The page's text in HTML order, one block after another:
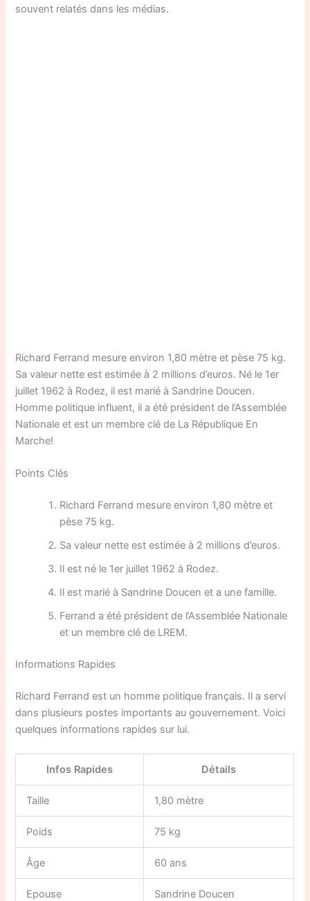
souvent relatés dans les médias.
Richard Ferrand mesure environ 1,80 mètre et pèse 75 kg.
Sa valeur nette est estimée à 2 millions d’euros. Né le 1er
juillet 1962 à Rodez, il est marié à Sandrine Doucen.
Homme politique influent, il a été président de l’Assemblée
Nationale et est un membre clé de La République En
Marche!
Points Clés
Richard Ferrand mesure environ 1,80 mètre et
pèse 75 kg.
Sa valeur nette est estimée à 2 millions d’euros.
Il est né le 1er juillet 1962 à Rodez.
Il est marié à Sandrine Doucen et a une famille.
Ferrand a été président de l’Assemblée Nationale
et un membre clé de LREM.
Informations Rapides
Richard Ferrand est un homme politique français. Il a servi
dans plusieurs postes importants au gouvernement. Voici
quelques informations rapides sur lui.
Infos Rapides Détails
Taille 1,80 mètre
Poids 75 kg
Âge 60 ans
Epouse Sandrine Doucen